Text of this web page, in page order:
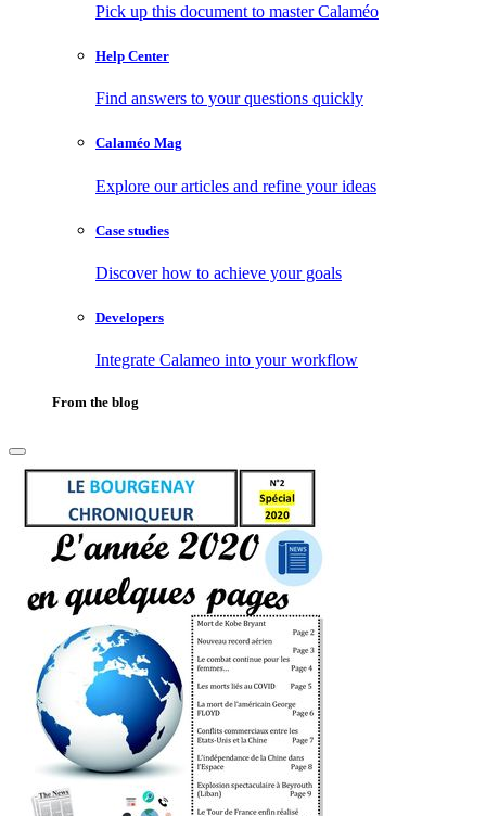
Pick up this document to master Calaméo
Help Center
Find answers to your questions quickly
Calaméo Mag
Explore our articles and refine your ideas
Case studies
Discover how to achieve your goals
Developers
Integrate Calameo into your workflow
From the blog